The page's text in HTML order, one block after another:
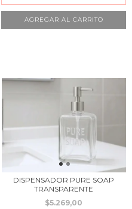
DISPENSADOR PURE SOAP
TRANSPARENTE
$5.269,00